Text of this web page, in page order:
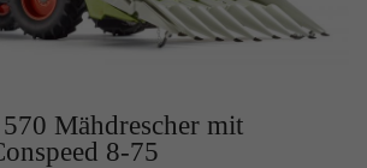
Mähdrescher mit
8-75